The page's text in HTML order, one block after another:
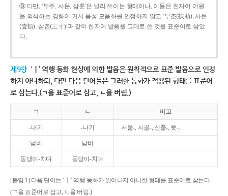
⑨ 다만, ‘부주, 사둔, 삼춘’은 널리 쓰이는 형태이나, 이들은 한자어 어원
을 의식하는 경향이 커서 음성 모음화를 인정하지 않고 ‘부조(扶助), 사돈
(査頓), 삼촌(三寸)’과 같이 한자어 발음을 그대로 쓴 것을 표준어로 삼았
다.
제9항 ‘ㅣ’ 역행 동화 현상에 의한 발음은 원칙적으로 표준 발음으로 인정
하지 아니하되, 다만 다음 단어들은 그러한 동화가 적용된 형태를 표준어
로 삼는다.(ㄱ을 표준어로 삼고, ㄴ을 버림.)
ㄱ ㄴ 비고
-내기 -나기 서울-, 시골-, 신출-, 풋-.
냄비 남비
동댕이-치다 동당이-치다
[붙임 1] 다음 단어는 ‘ㅣ’ 역행 동화가 일어나지 아니한 형태를 표준어로 삼는다.
(ㄱ을 표준어로 삼고, ㄴ을 버림.)